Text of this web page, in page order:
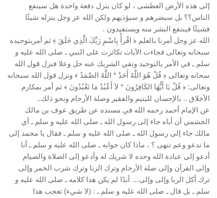
إلى هذه الأرض العطشى ، لو كان ينزل دفعة واحدة هل سينفع
الناس؟؟ بل سيضرهم و سيؤذيهم ولكن الله عز وجل ينزله شيئًا
فشيئًا فينتفع البشر منه ويستفيدون .
الله عز وجل أمرنا بالعلم ﴿ اقْرأْ بِاسْمِ رَبِّكَ الَّذِي خَلَقَ ﴾ ثم أمربتوحيده
سبحانه وتعالى فجاءت الآيات تكاثرت على النبي ـ صلى الله عليه و
سلم ـ في الأمر بالتوحيد ونفي الشريك عنه جل وعلا فنزل قول الله
سحانه وتعالى ﴿ قُلْ هُوَ اللَّهُ أَحَدٌ * اللَّهُ الصَّمَدُ ﴾ ونزل قول الله سبحانه
وتعالى: ﴿ قُلْ يَا أَيُّهَا الكَافِرُونَ * لاَ أَعْبُدُ مَا تَعْبُدُونَ ﴾ ثم أمر بمكارم
الأخلاق .. بالإحسان لليتيم والفقير وصلة الأرحام ونحو ذلك..
عن الإمام أحمد رحمه الله في مسنده عن طريق عوف بن مالك
الجشمي أن أباه جاء إلى رسول الله ـ صلى الله عليه و سلم ـ أي
مالك جاء إلى رسول الله ـ صلى الله عليه و سلم ـ فقال يا محمد إلى
ما تدعو وعم تنهى ؟ ، ماذا كان جوابه ـ صلى الله عليه و سلم ـ أنا
أدعو إلى عبادة الله وحده لا شريك له وأدعو إلى الصلاة والصيام
وإلى القرآن وإلى صلة الأرحام وترك الزنا وترك شرب الخمر وإلى
ترك أكل الربا وإلى وإلى… أبدًا لم يكن هذا كلامه ـ صلى الله عليه و
سلم ـ بل قال ـ صلى الله عليه و سلم ـ : (لا شيء) تعجب هذا